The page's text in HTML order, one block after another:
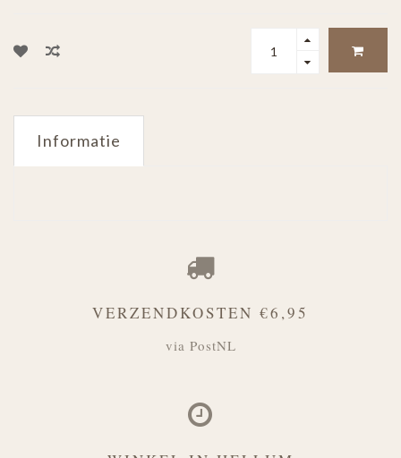
Informatie
VERZENDKOSTEN €6,95
via PostNL